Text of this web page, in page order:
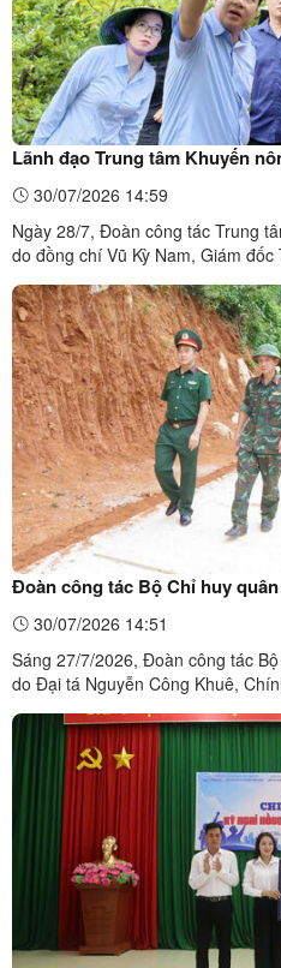
Lãnh đạo Trung tâm Khuyến
chuẩn bị tổng kết mô hình thâm
nhận VIETGAP tại thôn Yên
30/07/2026 14:59
Ngày 28/7, Đoàn công tác Trung
do đồng chí Vũ Kỳ Nam, Giám
kết mô hình thâm canh cây na
Yên Vượng, xã Cai Kinh. Tham
Đoàn công tác Bộ Chỉ huy
tiến độ thi công tuyến đường
30/07/2026 14:51
Sáng 27/7/2026, Đoàn công tác
do Đại tá Nguyễn Công Khuê,
từ làng Hao (thôn Hàm Rồng)
Kinh. Đây là công trình do Bộ Chỉ